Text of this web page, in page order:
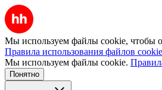
Мы используем файлы cookie, чтобы
Правила использования файлов cookie
Мы используем файлы cookie.
Понятно